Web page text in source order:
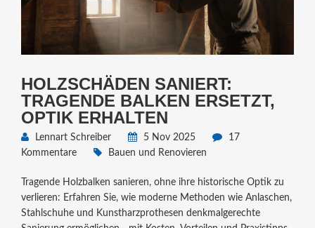
HOLZSCHÄDEN SANIERT:
TRAGENDE BALKEN ERSETZT,
OPTIK ERHALTEN
Lennart Schreiber 5 Nov 2025
17
Kommentare
Bauen und Renovieren
Tragende Holzbalken sanieren, ohne ihre historische Optik zu
verlieren: Erfahren Sie, wie moderne Methoden wie Anlaschen,
Stahlschuhe und Kunstharzprothesen denkmalgerechte